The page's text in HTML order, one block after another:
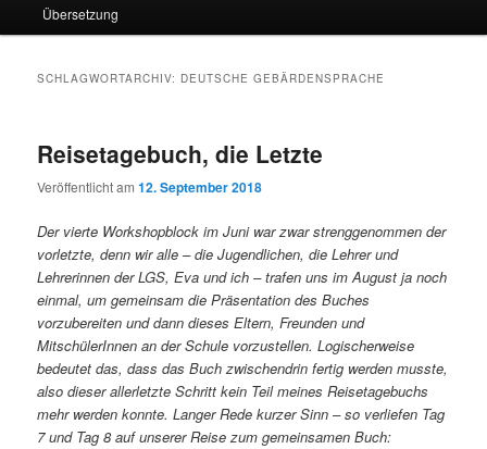
Übersetzung
SCHLAGWORTARCHIV: DEUTSCHE GEBÄRDENSPRACHE
Reisetagebuch, die Letzte
Veröffentlicht am12. September 2018
Der vierte Workshopblock im Juni war zwar strenggenommen der
vorletzte, denn wir alle – die Jugendlichen, die Lehrer und
Lehrerinnen der LGS, Eva und ich – trafen uns im August ja noch
einmal, um gemeinsam die Präsentation des Buches
vorzubereiten und dann dieses Eltern, Freunden und
MitschülerInnen an der Schule vorzustellen. Logischerweise
bedeutet das, dass das Buch zwischendrin fertig werden musste,
also dieser allerletzte Schritt kein Teil meines Reisetagebuchs
mehr werden konnte. Langer Rede kurzer Sinn – so verliefen Tag
7 und Tag 8 auf unserer Reise zum gemeinsamen Buch: